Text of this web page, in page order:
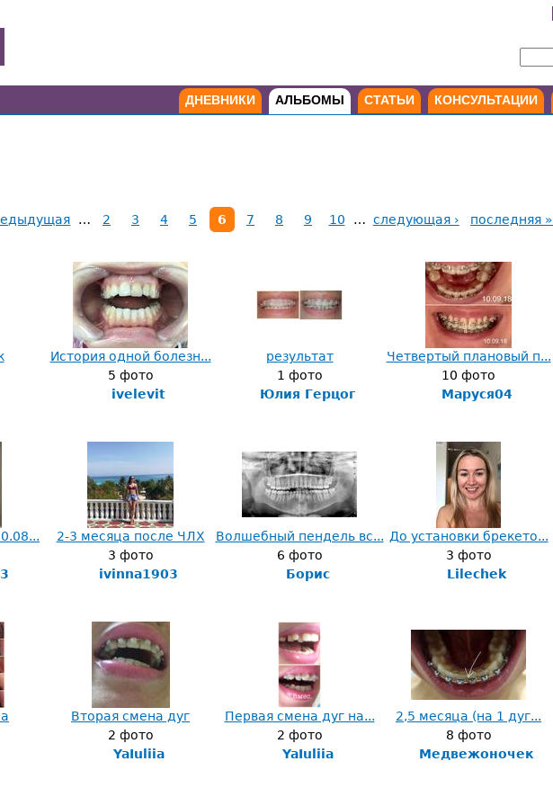
ДНЕВНИКИ АЛЬБОМЫ СТАТЬИ КОНСУЛЬТАЦИИ
… 2 3 4 5 6 7 8 9 10 … следующая › последняя »
История одной болезн...
5 фото
ivelevit
результат
1 фото
Юлия Герцог
Четвертый плановый п...
10 фото
Маруся04
2-3 месяца после ЧЛХ
3 фото
ivinna1903
Волшебный пендель вс...
6 фото
Борис
До установки брекето...
3 фото
Lilechek
Вторая смена дуг
2 фото
YaIuliia
Первая смена дуг на...
2 фото
YaIuliia
2,5 месяца (на 1 дуг...
8 фото
Медвежоночек